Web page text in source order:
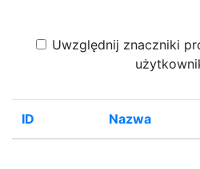
Uwzględnij znaczniki
ID Nazwa